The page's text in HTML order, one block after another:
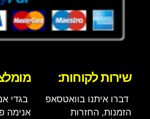
שירות לקוחות:
דברו איתנו בוואטסאפ
הזמנות, החזרות
בגדי
אנימה